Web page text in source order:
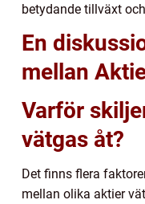
betydande tillväxt
En
mellan
Varför
vätgas åt?
Det finns flera
mellan olika aktier